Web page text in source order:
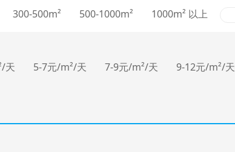
300-500m² 500-1000m² 1000m² 以上
天 5-7元/m²/天 7-9元/m²/天 9-12元/m²/天